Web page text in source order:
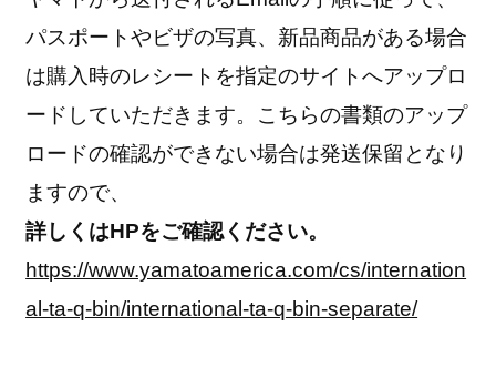
パスポートやビザの写真、新品商品がある場合
は購入時のレシートを指定のサイトへアップロ
ードしていただきます。こちらの書類のアップ
ロードの確認ができない場合は発送保留となり
ますので、
詳しくはHPをご確認ください。
https://www.yamatoamerica.com/cs/internation
al-ta-q-bin/international-ta-q-bin-separate/